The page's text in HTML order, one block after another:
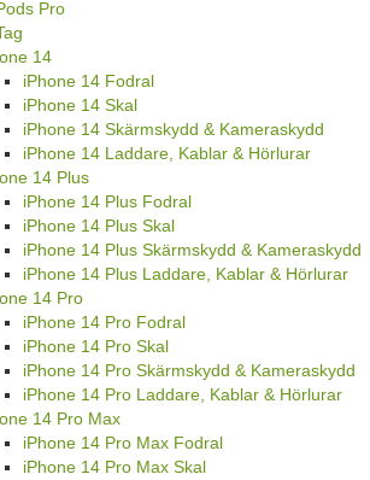
Pro
14
iPhone 14 Fodral
iPhone 14 Skal
iPhone 14 Skärmskydd & Kameraskydd
iPhone 14 Laddare, Kablar & Hörlurar
14 Plus
iPhone 14 Plus Fodral
iPhone 14 Plus Skal
iPhone 14 Plus Skärmskydd & Kameraskydd
iPhone 14 Plus Laddare, Kablar & Hörlurar
14 Pro
iPhone 14 Pro Fodral
iPhone 14 Pro Skal
iPhone 14 Pro Skärmskydd & Kameraskydd
iPhone 14 Pro Laddare, Kablar & Hörlurar
14 Pro Max
iPhone 14 Pro Max Fodral
iPhone 14 Pro Max Skal